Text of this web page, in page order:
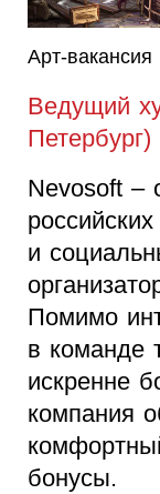
Арт-
Ведущий
Петербург)
Nevosoft –
и
Помимо
в команде
искренне
компания
бонусы.